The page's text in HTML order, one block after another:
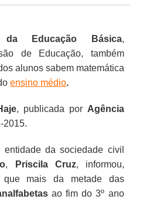
da Educação Básica,
de Educação, também
alunos sabem matemática
ensino médio.
, publicada por Agência
2015.
da sociedade civil
, Priscila Cruz, informou,
que mais da metade das
ao fim do 3º ano